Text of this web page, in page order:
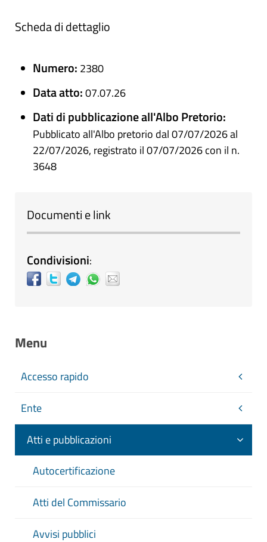
Scheda di dettaglio
Numero: 2380
Data atto:07.07.26
Dati di pubblicazione all'Albo Pretorio:
Pubblicato all'Albo pretorio dal 07/07/2026 al
22/07/2026, registrato il 07/07/2026 con il n.
3648
Documenti e link
Condivisioni:
Menu
Accesso rapido
Ente
Atti e pubblicazioni
Autocertificazione
Atti del Commissario
Avvisi pubblici